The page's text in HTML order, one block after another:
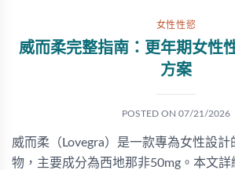
女性性慾
威而柔完整指南：更年期女性
方案
POSTED ON 07/21/2026
威而柔（Lovegra）是一款專為女性設計
物，主要成分為西地那非50mg。本文